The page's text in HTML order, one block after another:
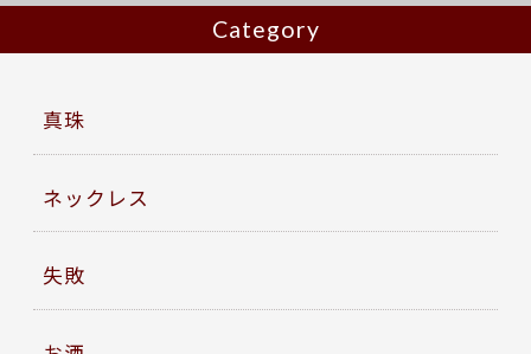
Category
真珠
ネックレス
失敗